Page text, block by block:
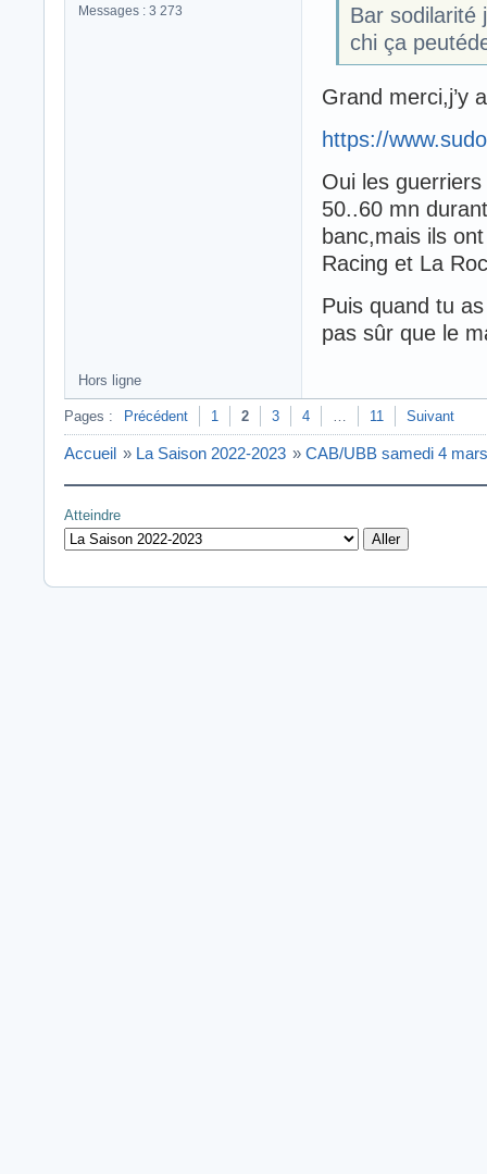
Messages : 3 273
Bar sodilarité
chi ça
Grand merci,j’y
https://
Oui les
50..60 mn
banc,mais ils
Racing et La
Puis quand tu
pas sûr que le
Hors ligne
Pages : Précédent 1 2 3 4 11 Suivant
Accueil » La Saison 2022-2023 » CAB/UBB samedi 4
Atteindre